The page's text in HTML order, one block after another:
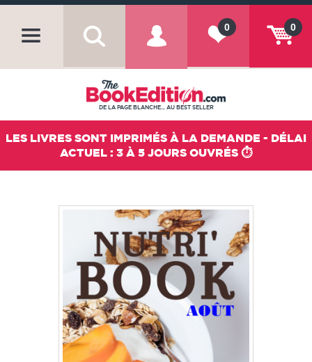
0
0
DE LA PAGE BLANCHE... AU BEST SELLER
LES LIVRES SONT IMPRIMÉS À LA DEMANDE - DÉLAI
ACTUEL : 3 À 5 JOURS OUVRÉS ⏱️